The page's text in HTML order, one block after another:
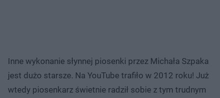
Inne wykonanie słynnej piosenki przez Michała Szpaka
jest dużo starsze. Na YouTube trafiło w 2012 roku! Już
wtedy piosenkarz świetnie radził sobie z tym trudnym